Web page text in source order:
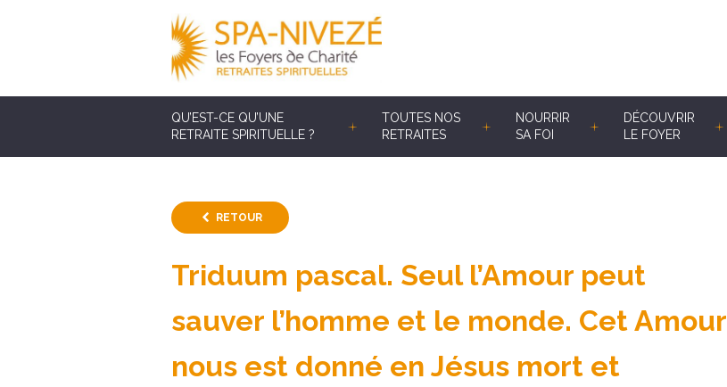
QU’EST-CE QU’UNE
RETRAITE SPIRITUELLE ?
TOUTES NOS
RETRAITES
NOURRIR
SA FOI
DÉCOUVRIR
LE FOYER
RETOUR
Triduum pascal. Seul l’Amour peut
sauver l’homme et le monde. Cet Amour
nous est donné en Jésus mort et